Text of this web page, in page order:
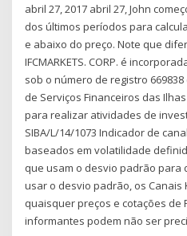
abril 27, 2017 abril 27, John
dos últimos períodos para
e abaixo do preço. Note que
IFCMARKETS. CORP. é
sob o número de registro
de Serviços Financeiros das
para realizar atividades de
SIBA/L/14/1073 Indicador de
baseados em volatilidade
que usam o desvio padrão para
usar o desvio padrão, os Canais
quaisquer preços e cotações de
informantes podem não ser